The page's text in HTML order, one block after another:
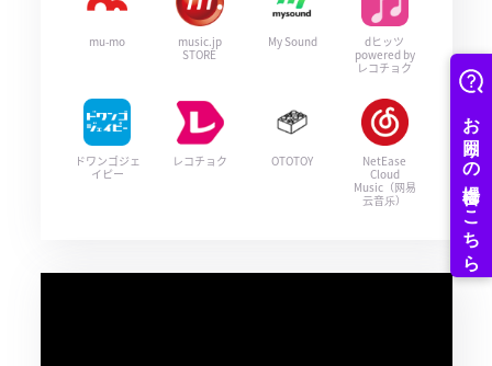
mu-mo
music.jp
STORE
My Sound
dヒッツ
powered by
レコチョク
ドワンゴジェ
イピー
レコチョク OTOTOY
NetEase
Cloud
Music（网易
云音乐）